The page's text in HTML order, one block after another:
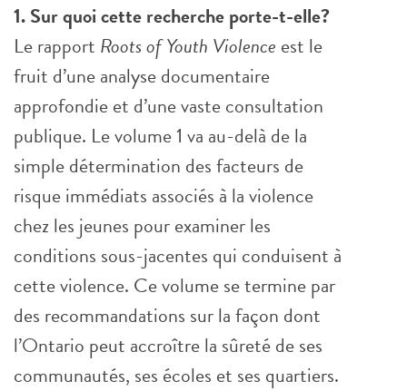
1. Sur quoi cette recherche porte-t-elle?
Le rapport Roots of Youth Violence est le
fruit d’une analyse documentaire
approfondie et d’une vaste consultation
publique. Le volume 1 va au-delà de la
simple détermination des facteurs de
risque immédiats associés à la violence
chez les jeunes pour examiner les
conditions sous-jacentes qui conduisent à
cette violence. Ce volume se termine par
des recommandations sur la façon dont
l’Ontario peut accroître la sûreté de ses
communautés, ses écoles et ses quartiers.